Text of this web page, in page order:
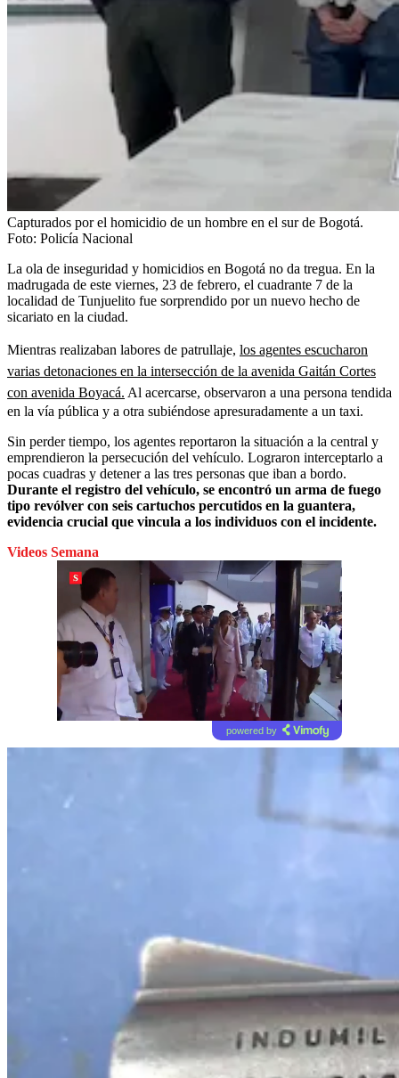
Capturados por el homicidio de un hombre en el sur de Bogotá.
Foto: Policía Nacional
La ola de inseguridad y homicidios en Bogotá no da tregua. En la
madrugada de este viernes, 23 de febrero, el cuadrante 7 de la
localidad de Tunjuelito fue sorprendido por un nuevo hecho de
sicariato en la ciudad.
Mientras realizaban labores de patrullaje, los agentes escucharon
varias detonaciones en la intersección de la avenida Gaitán Cortes
con avenida Boyacá. Al acercarse, observaron a una persona tendida
en la vía pública y a otra subiéndose apresuradamente a un taxi.
Sin perder tiempo, los agentes reportaron la situación a la central y
emprendieron la persecución del vehículo. Lograron interceptarlo a
pocas cuadras y detener a las tres personas que iban a bordo.
Durante el registro del vehículo, se encontró un arma de fuego
tipo revólver con seis cartuchos percutidos en la guantera,
evidencia crucial que vincula a los individuos con el incidente.
Videos Semana
powered by